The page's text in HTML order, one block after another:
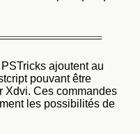
ajoutent au
pouvant être
Xdvi. Ces commandes
les possibilités de